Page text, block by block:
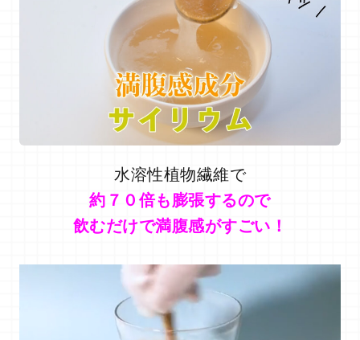
水溶性植物繊維で
約７０倍も膨張するので
飲むだけで満腹感がすごい！